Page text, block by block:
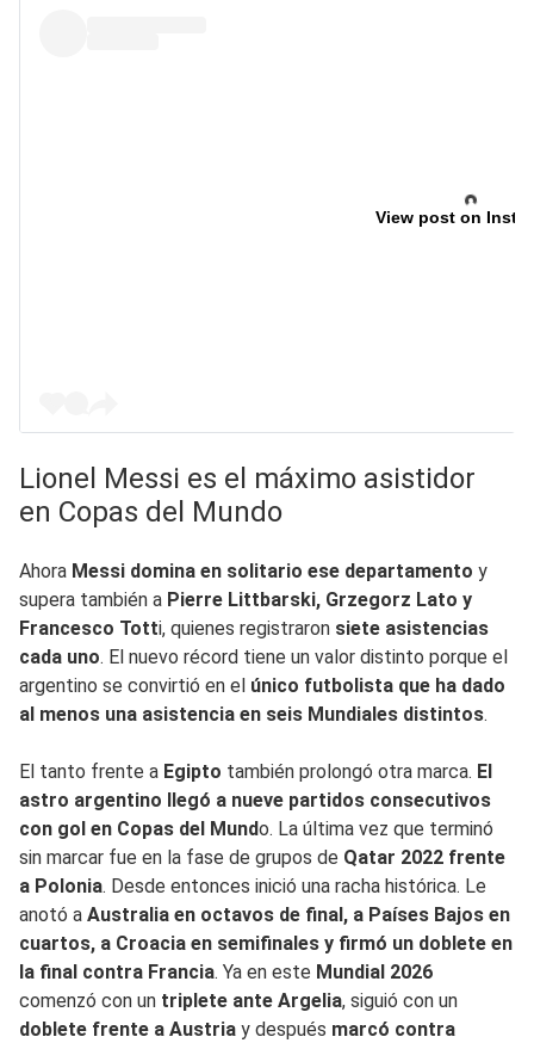
View post on
Lionel Messi es el máximo asistidor
en Copas del Mundo
Ahora Messi domina en solitario ese departamento y
supera también a Pierre Littbarski, Grzegorz Lato y
Francesco Totti, quienes registraron siete asistencias
cada uno. El nuevo récord tiene un valor distinto porque el
argentino se convirtió en el único futbolista que ha dado
al menos una asistencia en seis Mundiales distintos.
El tanto frente a Egipto también prolongó otra marca. El
astro argentino llegó a nueve partidos consecutivos
con gol en Copas del Mundo. La última vez que terminó
sin marcar fue en la fase de grupos de Qatar 2022 frente
a Polonia. Desde entonces inició una racha histórica. Le
anotó a Australia en octavos de final, a Países Bajos en
cuartos, a Croacia en semifinales y firmó un doblete en
la final contra Francia. Ya en este Mundial 2026
comenzó con un triplete ante Argelia, siguió con un
doblete frente a Austria y después marcó contra